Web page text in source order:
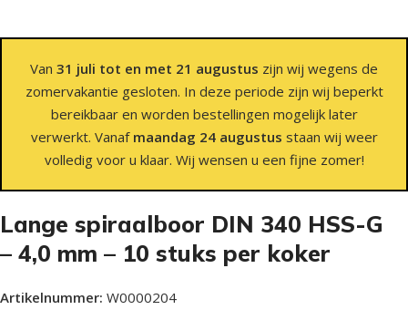
Van 31 juli tot en met 21 augustus zijn wij wegens de
zomervakantie gesloten. In deze periode zijn wij beperkt
bereikbaar en worden bestellingen mogelijk later
verwerkt. Vanaf maandag 24 augustus staan wij weer
volledig voor u klaar. Wij wensen u een fijne zomer!
Lange spiraalboor DIN 340 HSS-G
– 4,0 mm – 10 stuks per koker
Artikelnummer: W0000204